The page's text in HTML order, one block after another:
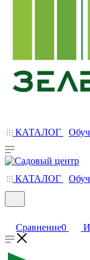
КАТАЛОГ
КАТАЛОГ
Сравнение0